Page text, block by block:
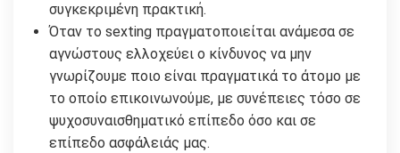
συγκεκριμένη πρακτική.
Όταν το sexting πραγματοποιείται ανάμεσα σε
αγνώστους ελλοχεύει ο κίνδυνος να μην
γνωρίζουμε ποιο είναι πραγματικά το άτομο με
το οποίο επικοινωνούμε, με συνέπειες τόσο σε
ψυχοσυναισθηματικό επίπεδο όσο και σε
επίπεδο ασφάλειάς μας.